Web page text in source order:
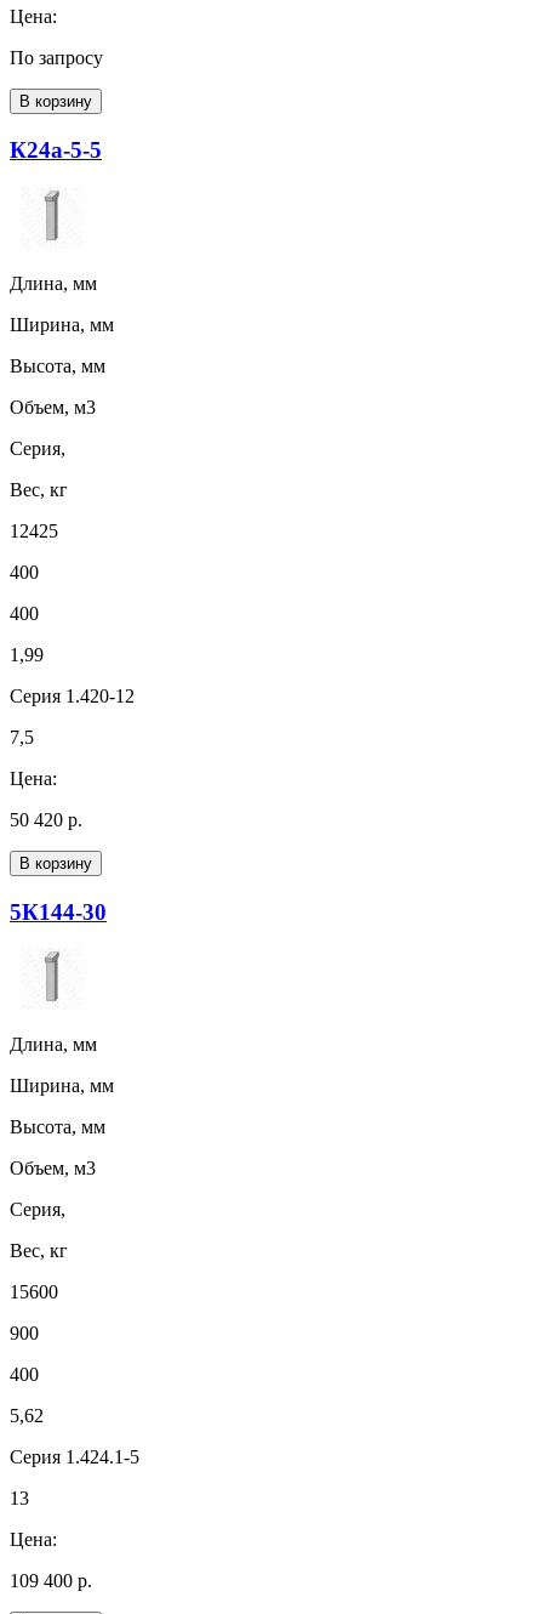
Цена:
По запросу
В корзину
К24а-5-5
Длина, мм
Ширина, мм
Высота, мм
Объем, м3
Серия,
Вес, кг
12425
400
400
1,99
Серия 1.420-12
7,5
Цена:
50 420 р.
В корзину
5К144-30
Длина, мм
Ширина, мм
Высота, мм
Объем, м3
Серия,
Вес, кг
15600
900
400
5,62
Серия 1.424.1-5
13
Цена:
109 400 р.